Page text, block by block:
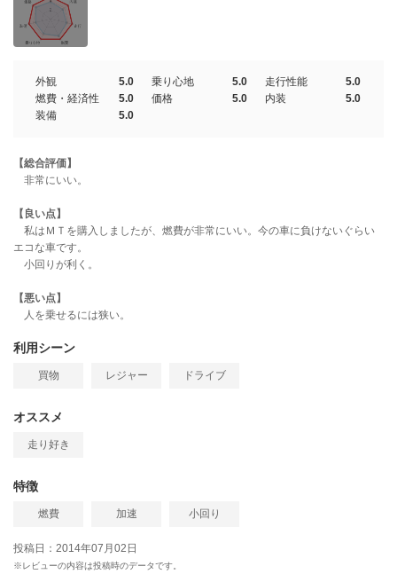
外観 5.0 乗り心地 5.0 走行性能
5.0
燃費・経済性
5.0 価格 5.0 内装
5.0
装備
5.0
【総合評価】
非常にいい。
【良い点】
私はＭＴを購入しましたが、燃費が非常にいい。今の車に負けないぐらい
エコな車です。
小回りが利く。
【悪い点】
人を乗せるには狭い。
利用シーン
買物 レジャー ドライブ
オススメ
走り好き
特徴
燃費 加速 小回り
投稿日：2014年07月02日
※レビューの内容は投稿時のデータです。